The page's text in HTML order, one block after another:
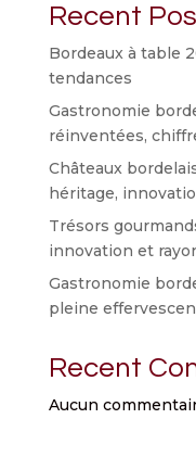
Recent
Bordeaux à table
tendances
Gastronomie
réinventées,
Châteaux
héritage,
Trésors
innovation et
Gastronomie
pleine
Recent
Aucun